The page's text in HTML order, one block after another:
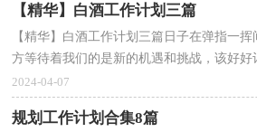
【精华】白酒工作计划三篇
【精华】白酒工作计划三篇日子在弹指一
方等待着我们的是新的机遇和挑战，该好
了！好的计划都具备一些什么特点呢？下面
2024-04-07
规划工作计划合集8篇